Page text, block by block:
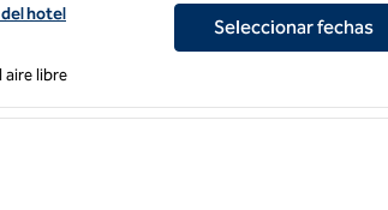
hotel en el Hotel del Coronado, Curio Collection
hotel
Seleccionar fechas
aire libre